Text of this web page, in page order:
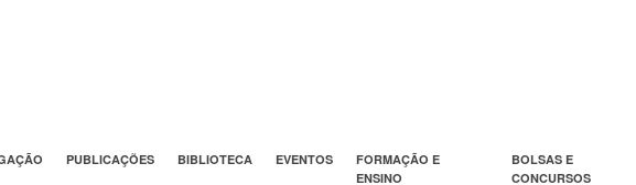
PUBLICAÇÕES BIBLIOTECA EVENTOS
FORMAÇÃO E
ENSINO
BOLSAS E
CONCURSOS